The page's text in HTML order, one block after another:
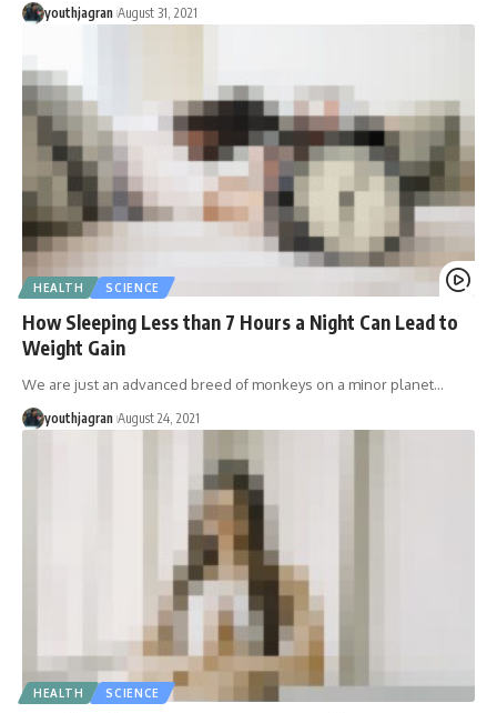
youthjagran August 31, 2021
HEALTH SCIENCE
How Sleeping Less than 7 Hours a Night Can Lead to
Weight Gain
We are just an advanced breed of monkeys on a minor planet…
youthjagran August 24, 2021
HEALTH SCIENCE